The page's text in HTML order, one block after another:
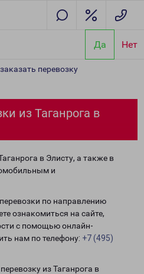
Да Нет
перевозку
из Таганрога в
в Элисту, а также в
и
по направлению
ознакомиться на сайте,
с помощью онлайн-
нам по телефону: +7 (495)
из Таганрога в